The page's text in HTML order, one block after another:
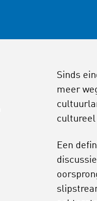
Sinds
meer
cultureel
Een